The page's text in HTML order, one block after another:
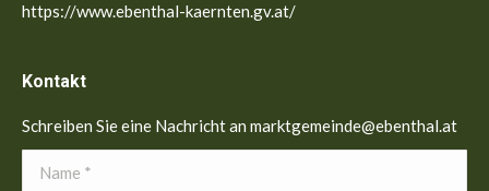
https://www.ebenthal-kaernten.gv.at/
Kontakt
Schreiben Sie eine Nachricht an marktgemeinde@ebenthal.at
Name *